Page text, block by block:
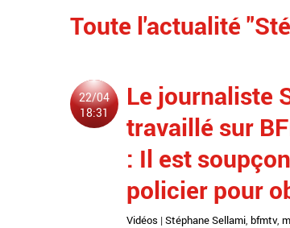
Toute l'actualité
22/04
18:31
Le journaliste
travaillé sur
: Il est
policier pour
Vidéos | Stéphane Sellami, bfmtv,